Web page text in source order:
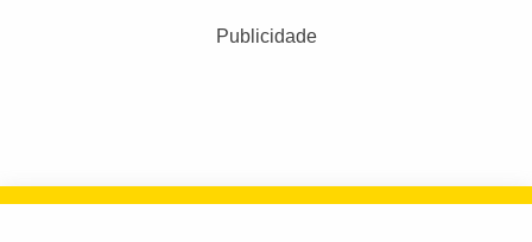
Publicidade